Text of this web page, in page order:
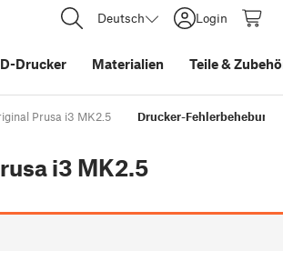
Deutsch Login
Drucker Materialien Teile&
Prusa i3 MK2.5 Drucker-Fehlerbehebung
i3 MK2.5